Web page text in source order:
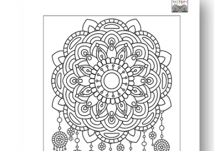
Las intrincadas líneas de mandala guían la
Desarrolla el control de la motricidad fina y las
Vuelva a imprimirlo para hermanos o estudiantes,